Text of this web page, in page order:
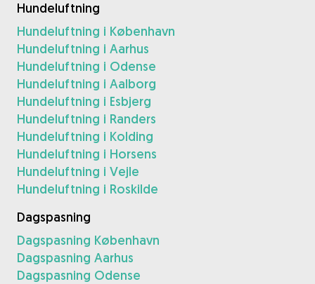
Hundeluftning
Hundeluftning i København
Hundeluftning i Aarhus
Hundeluftning i Odense
Hundeluftning i Aalborg
Hundeluftning i Esbjerg
Hundeluftning i Randers
Hundeluftning i Kolding
Hundeluftning i Horsens
Hundeluftning i Vejle
Hundeluftning i Roskilde
Dagspasning
Dagspasning København
Dagspasning Aarhus
Dagspasning Odense